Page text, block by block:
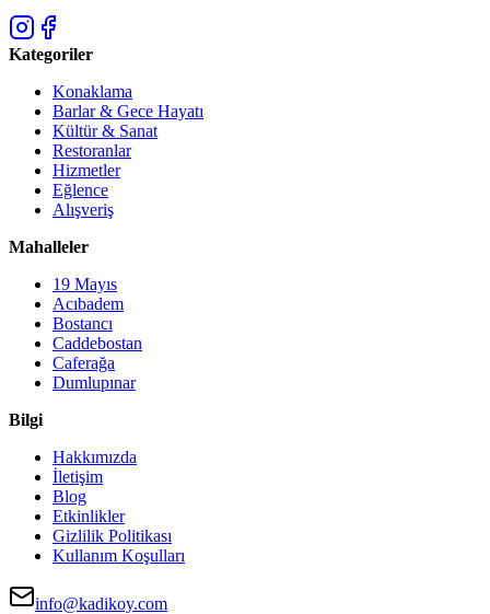
Kategoriler
Konaklama
Barlar & Gece Hayatı
Kültür & Sanat
Restoranlar
Hizmetler
Eğlence
Alışveriş
Mahalleler
19 Mayıs
Acıbadem
Bostancı
Caddebostan
Caferağa
Dumlupınar
Bilgi
Hakkımızda
İletişim
Blog
Etkinlikler
Gizlilik Politikası
Kullanım Koşulları
info@kadikoy.com